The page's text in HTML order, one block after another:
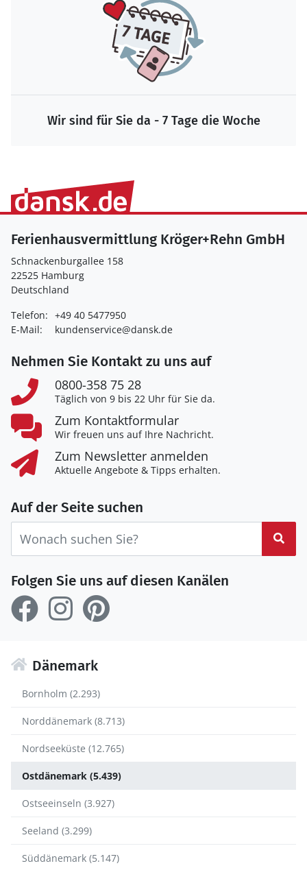
Wir sind für Sie da - 7 Tage die Woche
Ferienhausvermittlung Kröger+Rehn GmbH
Schnackenburgallee 158
22525 Hamburg
Deutschland
Telefon: +49 40 5477950
E-Mail:
kundenservice@dansk.de
Nehmen Sie Kontakt zu uns auf
0800-358 75 28
Täglich von 9 bis 22 Uhr für Sie da.
Zum Kontaktformular
Wir freuen uns auf Ihre Nachricht.
Zum Newsletter anmelden
Aktuelle Angebote & Tipps erhalten.
Auf der Seite suchen
Folgen Sie uns auf diesen Kanälen
Dänemark
Bornholm (2.293)
Norddänemark (8.713)
Nordseeküste (12.765)
Ostdänemark (5.439)
Ostseeinseln (3.927)
Seeland (3.299)
Süddänemark (5.147)